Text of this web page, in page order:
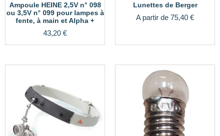
Ampoule HEINE 2,5V n° 098
ou 3,5V n° 099 pour lampes à
fente, à main et Alpha +
43,20 €
Lunettes de Berger
A partir de 75,40 €